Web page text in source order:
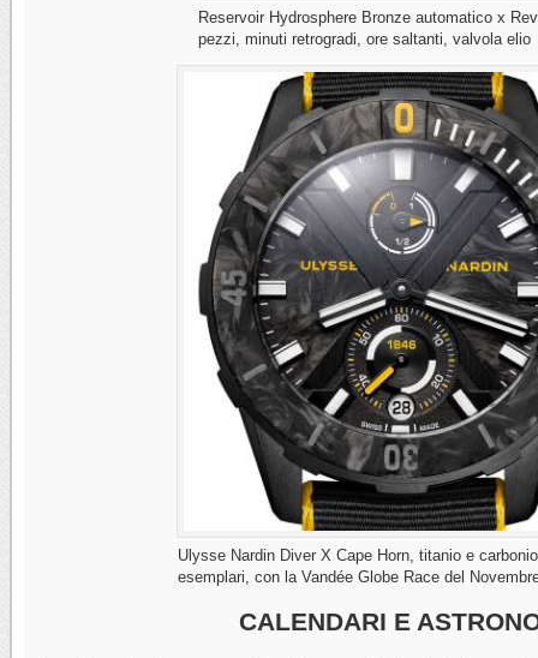
Reservoir Hydrosphere Bronze automatico x
pezzi, minuti retrogradi, ore saltanti, valvola elio
Ulysse Nardin Diver X Cape Horn, titanio e
esemplari, con la Vandée Globe Race del
CALENDARI E